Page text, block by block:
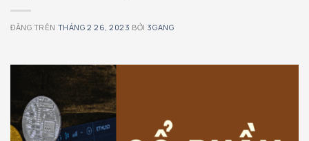
ĐĂNG TRÊN THÁNG 2 26, 2023 BỞI 3GANG